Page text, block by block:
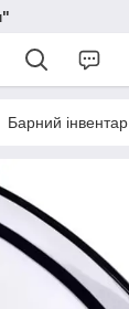
Барний інвентар